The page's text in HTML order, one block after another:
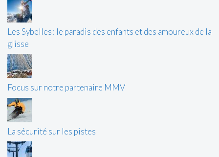
Les Sybelles : le paradis des enfants et des amoureux de la
glisse
Focus sur notre partenaire MMV
La sécurité sur les pistes